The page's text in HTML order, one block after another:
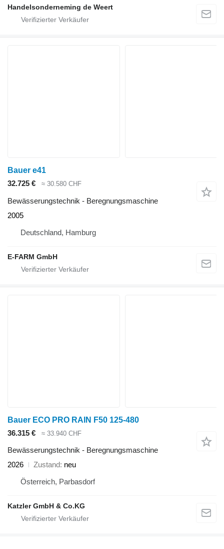
Handelsonderneming de Weert
Bauer e41
32.725 €
≈ 30.580 CHF
Bewässerungstechnik - Beregnungsmaschine
2005
Deutschland, Hamburg
E-FARM GmbH
Bauer ECO PRO RAIN F50 125-480
36.315 €
≈ 33.940 CHF
Bewässerungstechnik - Beregnungsmaschine
2026
Zustand neu
Österreich, Parbasdorf
Katzler GmbH & Co.KG